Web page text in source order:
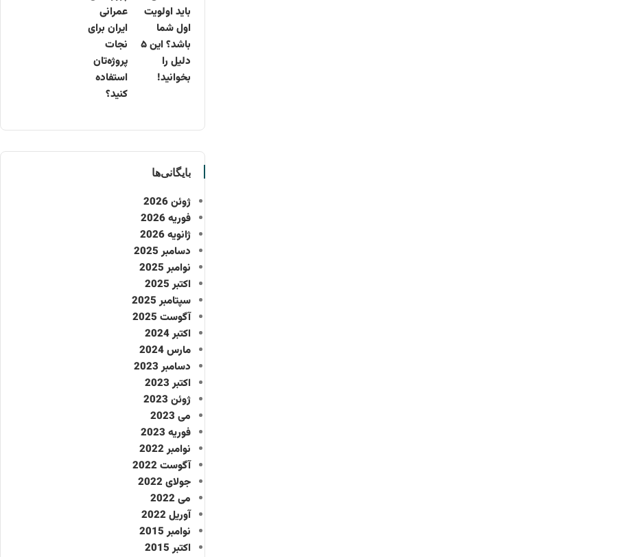
باید اولویت
اول شما
باشد؟ این ۵
دلیل را
بخوانید!
عمرانی
ایران برای
نجات
پروژه‌تان
استفاده
کنید؟
بایگانی‌ها
ژوئن 2026
فوریه 2026
ژانویه 2026
دسامبر 2025
نوامبر 2025
اکتبر 2025
سپتامبر 2025
آگوست 2025
اکتبر 2024
مارس 2024
دسامبر 2023
اکتبر 2023
ژوئن 2023
می 2023
فوریه 2023
نوامبر 2022
آگوست 2022
جولای 2022
می 2022
آوریل 2022
نوامبر 2015
اکتبر 2015